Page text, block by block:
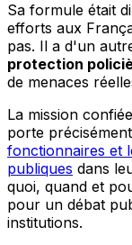
Sa formule était
efforts aux
pas. Il a d'un
protection
de menaces
La mission
porte
fonctionnaires et
publiques dans
quoi, quand et
pour un débat
institutions.